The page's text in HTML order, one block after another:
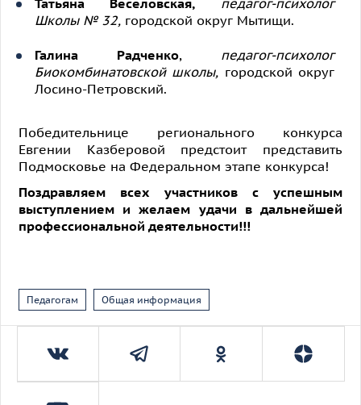
Татьяна Веселовская,
педагог-психолог
Школы № 32, городской округ Мытищи.
Галина Радченко, педагог-психолог
Биокомбинатовской школы, городской округ
Лосино-Петровский.
Победительнице регионального конкурса
Евгении Казберовой предстоит представить
Подмосковье на Федеральном этапе конкурса!
Поздравляем всех участников с успешным
выступлением и желаем удачи в дальнейшей
профессиональной деятельности!!!
Педагогам Общая информация